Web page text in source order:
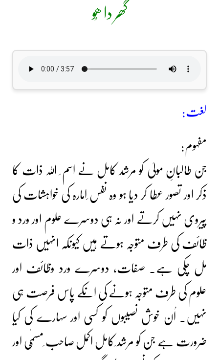
گھر دا ھُو
لغت:
مفہوم:
جن طالبانِ مولیٰ کو مرشد کامل نے اسم ِ ﷲ ذات کا
ذکر اور تصور عطا کر دیا ہو وہ نفس ِامارہ کی خواہشات کی
پیروی نہیں کرتے اور نہ ہی دوسرے علوم اور ورد و
ظائف کی طرف متوجہ ہوتے ہیں کیونکہ انہیں ذات
مل چکی ہے۔ صفات، دوسرے ورد وظائف اور
علوم کی طرف متوجہ ہونے کی انکے پاس فرصت ہی
نہیں۔ اُن خوش نصیبوں کو کسی اور سہارے کی کیا
ضرورت ہے جن کو مرشد ِکامل اکمل صاحب ِمسمّٰی اور